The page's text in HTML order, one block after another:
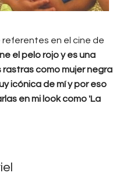
en el cine de
el pelo rojo y es una
como mujer negra
icónica de mí y por eso
en mi look como 'La